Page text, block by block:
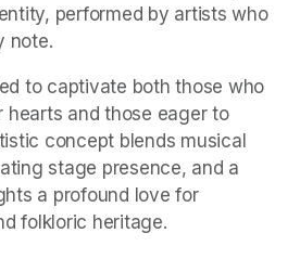
performed by artists who
note.
to captivate both those who
hearts and those eager to
concept blends musical
stage presence, and a
a profound love for
folkloric heritage.